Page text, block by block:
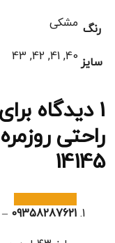
رنگ مشکی
سایز 40, 41, 42, 43
1 دیدگاه برای
راحتی
14145
09358287621
–